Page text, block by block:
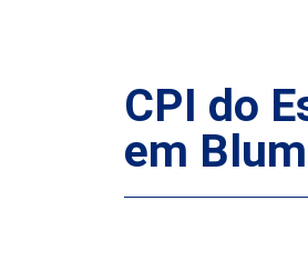
CPI do
em